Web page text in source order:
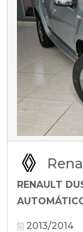
RENAULT
2013/2014